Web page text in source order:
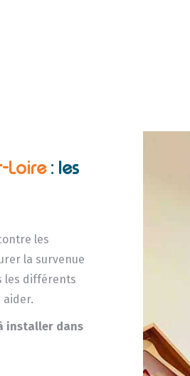
Loire : les
les
la survenue
les différents
aider.
installer dans